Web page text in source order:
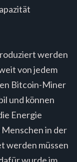
werden
von jedem
Bitcoin-Miner
und können
Energie
in der
werden müssen